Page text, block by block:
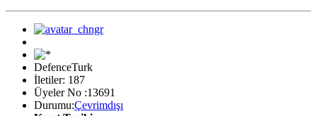
DefenceTurk
İletiler: 187
Üyeler No :13691
Durumu:Çevrimdışı